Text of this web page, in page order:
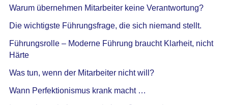
Warum übernehmen Mitarbeiter keine Verantwortung?
Die wichtigste Führungsfrage, die sich niemand stellt.
Führungsrolle – Moderne Führung braucht Klarheit, nicht
Härte
Was tun, wenn der Mitarbeiter nicht will?
Wann Perfektionismus krank macht …